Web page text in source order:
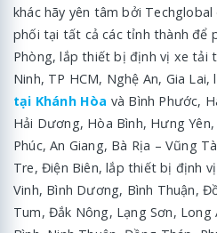
khác hãy yên tâm bởi Techglobal
phối tại tất cả các tỉnh thành để
Phòng, lắp thiết bị định vị xe tải
Ninh, TP HCM, Nghệ An, Gia Lai,
tại Khánh Hòa và Bình Phước,
Hải Dương, Hòa Bình, Hưng
Phúc, An Giang, Bà Rịa – Vũng
Tre, Điện Biên, lắp thiết bị định
Vinh, Bình Dương, Bình Thuận,
Tum, Đắk Nông, Lạng Sơn,